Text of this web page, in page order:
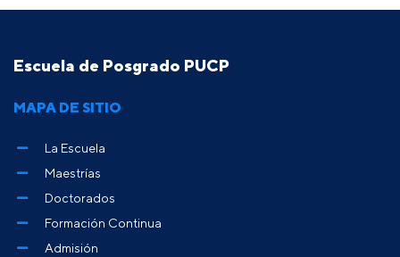
Escuela de Posgrado PUCP
MAPA DE SITIO
La Escuela
Maestrías
Doctorados
Formación Continua
Admisión